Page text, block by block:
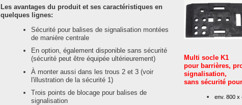
Les avantages du produit et ses caractéristiques en
quelques lignes:
Sécurité pour balises de signalisation montées
de manière centrale
En option, également disponible sans sécurité
(sécurité peut être équipée ultérieurement)
À monter aussi dans les trous 2 et 3 (voir
l'illustration de la sécurité 1)
Trois points de blocage pour balises de
signalisation
Multi socle K1
pour barrières,
signalisation,
sans sécurité
env. 800 x